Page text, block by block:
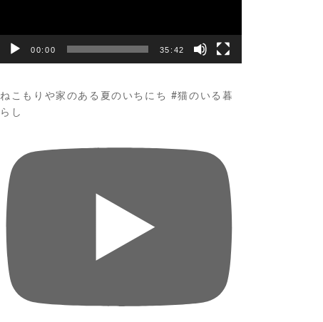
00:00 35:42
ねこもりや家のある夏のいちにち #猫のいる暮
らし